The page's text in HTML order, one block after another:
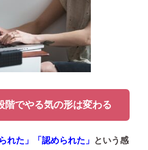
階でやる気の形は変わる
れた」「認められた」
という感